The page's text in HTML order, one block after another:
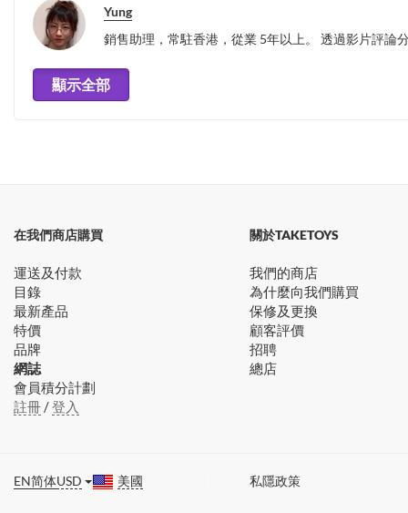
Yung
銷售助理，常駐香港，從業 5年以上。 透過影片評論
顯示全部
在我們商店購買
運送及付款
目錄
最新產品
特價
品牌
網誌
會員積分計劃
註冊/登入
關於TAKETOYS
我們的商店
為什麼向我們購買
保修及更換
顧客評價
招聘
總店
EN简体USD 美國 私隱政策